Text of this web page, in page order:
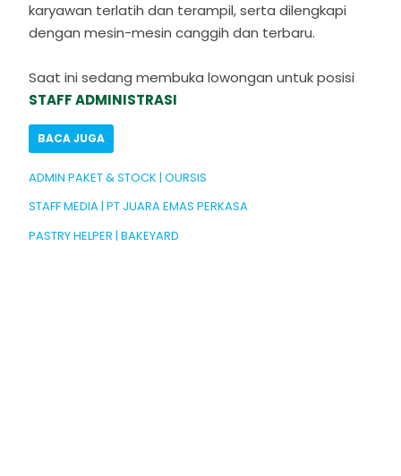
karyawan terlatih dan terampil, serta dilengkapi
dengan mesin-mesin canggih dan terbaru.
Saat ini sedang membuka lowongan untuk posisi
STAFF ADMINISTRASI
BACA JUGA
ADMIN PAKET & STOCK | OURSIS
STAFF MEDIA | PT JUARA EMAS PERKASA
PASTRY HELPER | BAKEYARD